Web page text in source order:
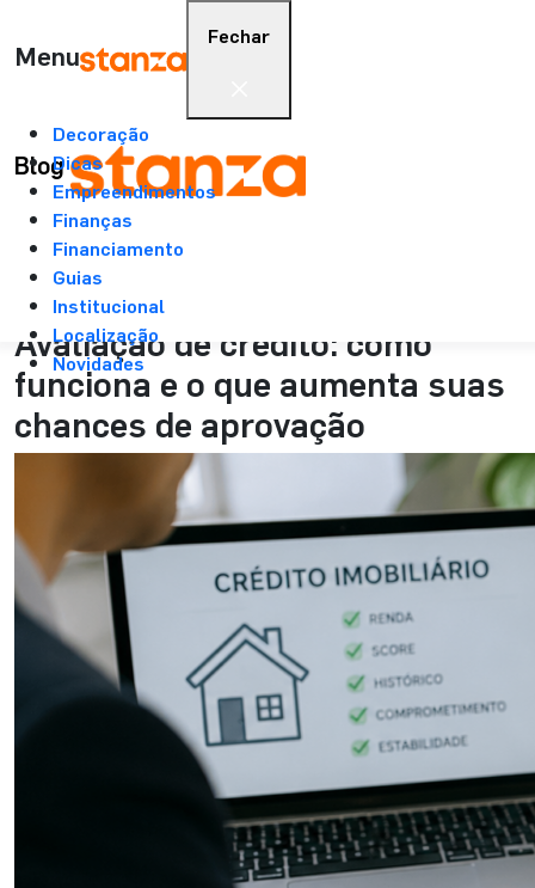
Blog
Menu
Fechar
Decoração
Dicas
Empreendimentos
Finanças
Financiamento
Guias
Institucional
Localização
Novidades
Stanza>Blog>Leitura
22/06/2026
Financiamento
8 min.
Avaliação de crédito: como
funciona e o que aumenta suas
chances de aprovação